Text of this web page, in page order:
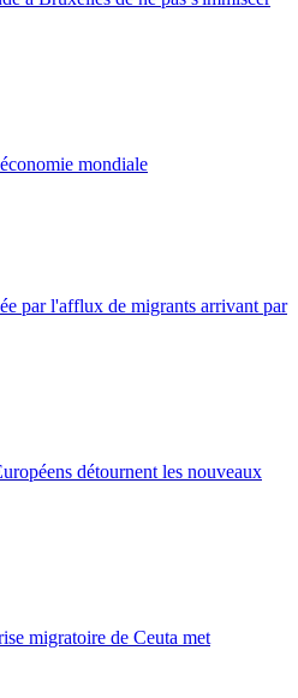
mondiale
par l'afflux de migrants arrivant par
détournent les nouveaux
migratoire de Ceuta met